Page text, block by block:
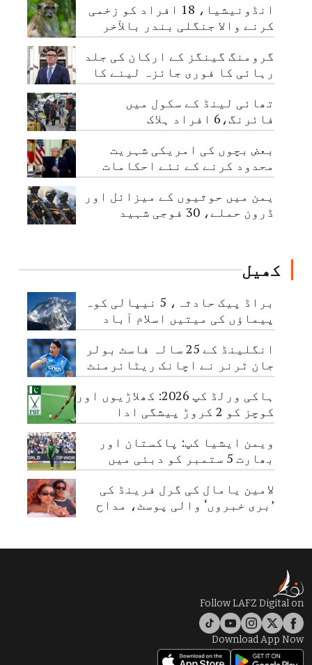
انڈونیشیا، 18 افراد کو زخمی
کرنے والا جنگلی بندر بالآخر
قابو کرلیا گیا
گرومنگ گینگز کے ارکان کی جلد
رہائی کا فوری جائزہ لینے کا
حکم
تھائی لینڈ کے سکول میں
فائرنگ،6 افراد ہلاک
بعض بچوں کی امریکی شہریت
محدود کرنے کے نئے احکامات
جاری
یمن میں حوثیوں کے میزائل اور
ڈرون حملے، 30 فوجی شہید
کھیل
براڈ پیک حادثہ، 5 نیپالی کوہ
پیماؤں کی میتیں اسلام آباد
پہنچا دی گئیں
انگلینڈ کے 25 سالہ فاسٹ بولر
جان ٹرنر نے اچانک ریٹائرمنٹ
لے لی
ہاکی ورلڈ کپ 2026: کھلاڑیوں اور
کوچز کو 2 کروڑ پیشگی ادا
ویمن ایشیا کپ: پاکستان اور
بھارت 5 ستمبر کو دبئی میں
مدمقابل ہوں گے
لامین یامال کی گرل فرینڈ کی
’بری خبروں‘ والی پوسٹ، مداح
Follow LAFZ Digital on
Download App Now